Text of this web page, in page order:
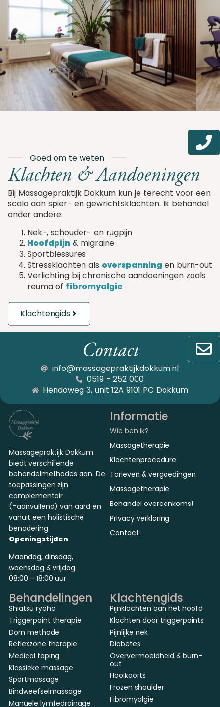
Goed om te weten
Klachten & Aandoeningen
Bij Massagepraktijk Dokkum kun je terecht voor een
scala aan spier- en gewrichtsklachten. Ik behandel
onder andere:
Nek-, schouder- en rugpijn
Hoofdpijn & migraine
Sportblessures
Stressklachten als overspanning en burn-out
Verlichting bij chronische aandoeningen zoals
reuma of fibromyalgie
Klachtengids
Contact
info@massagepraktijkdokkum.nl
0519 - 252 000
Hendoweg 3, unit 12A 9101 PC Dokkum
Massagepraktijk Dokkum
biedt verschillende
behandelmethodes aan. De
toepassingen zijn
complementair
(=aanvullend) van aard en
vanuit een holistische
benadering.
Openingstijden
Maandag, dinsdag,
woensdag & vrijdag
08:00 – 18:00 uur
Informatie
Wie ben ik?
Massagetherapie
Klachtenprocedure
Tarieven & vergoedingen
Massagetherapie
Behandel overeenkomst
Privacy verklaring
Contact
Behandelingen
Shiatsu ryoho
Triggerpoint therapie
Dorn methode
Reflexzone therapie
Medical taping
Klassieke massage
Sportmassage
Bindweefselmassage
Manuele lymfedrainage
Klachtengids
Pijnklachten aan het hoofd
Klachten door triggerpoints
Pijnlijke nek
Diabetes
Oververmoeidheid & burn-
out
Hooikoorts
Frozen shoulder
Fibromyalgie